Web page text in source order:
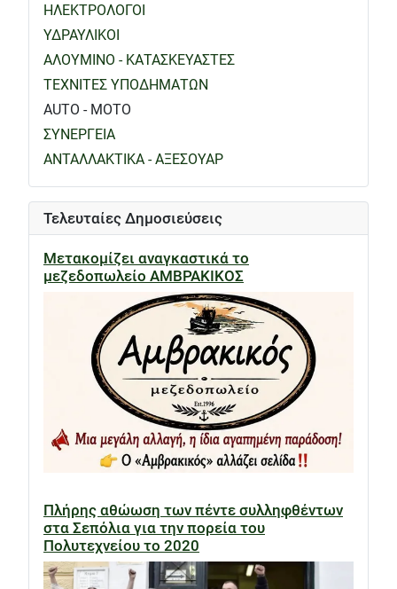
ΗΛΕΚΤΡΟΛΟΓΟΙ
ΥΔΡΑΥΛΙΚΟΙ
ΑΛΟΥΜΙΝΟ - ΚΑΤΑΣΚΕΥΑΣΤΕΣ
ΤΕΧΝΙΤΕΣ ΥΠΟΔΗΜΑΤΩΝ
AUTO - MOTO
ΣΥΝΕΡΓΕΙΑ
ΑΝΤΑΛΛΑΚΤΙΚΑ - ΑΞΕΣΟΥΑΡ
Τελευταίες Δημοσιεύσεις
Μετακομίζει αναγκαστικά το
μεζεδοπωλείο ΑΜΒΡΑΚΙΚΟΣ
Πλήρης αθώωση των πέντε συλληφθέντων
στα Σεπόλια για την πορεία του
Πολυτεχνείου το 2020